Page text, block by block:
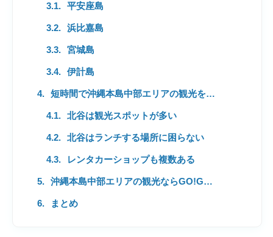
平安座島
浜比嘉島
宮城島
伊計島
短時間で沖縄本島中部エリアの観光を楽しむなら北谷が最適
北谷は観光スポットが多い
北谷はランチする場所に困らない
レンタカーショップも複数ある
沖縄本島中部エリアの観光ならGO!GO!レンタカーを活用しよう
まとめ